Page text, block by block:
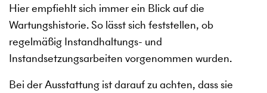
Hier empfiehlt sich immer ein Blick auf die
Wartungshistorie. So lässt sich feststellen, ob
regelmäßig Instandhaltungs- und
Instandsetzungsarbeiten vorgenommen wurden.
Bei der Ausstattung ist darauf zu achten, dass sie